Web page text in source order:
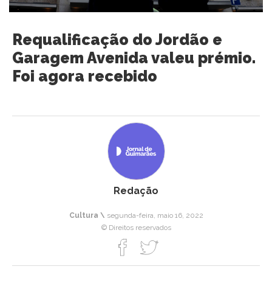
Requalificação do Jordão e
Garagem Avenida valeu prémio.
Foi agora recebido
Redação
Cultura \ segunda-feira, maio 16, 2022
© Direitos reservados